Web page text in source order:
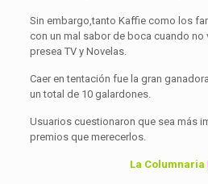
Sin embargo,tanto Kaffie como los
con un mal sabor de boca cuando no
presea TV y Novelas.
Caer en tentación fue la gran
un total de 10 galardones.
Usuarios cuestionaron que sea más
premios que merecerlos.
La Columnaria